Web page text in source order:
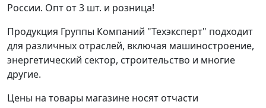
России. Опт от 3 шт. и розница!
Продукция Группы Компаний "Техэксперт" подходит
для различных отраслей, включая машиностроение,
энергетический сектор, строительство и многие
другие.
Цены на товары магазине носят отчасти